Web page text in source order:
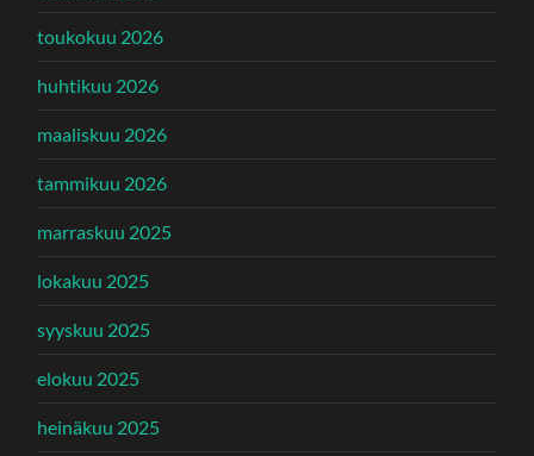
toukokuu 2026
huhtikuu 2026
maaliskuu 2026
tammikuu 2026
marraskuu 2025
lokakuu 2025
syyskuu 2025
elokuu 2025
heinäkuu 2025